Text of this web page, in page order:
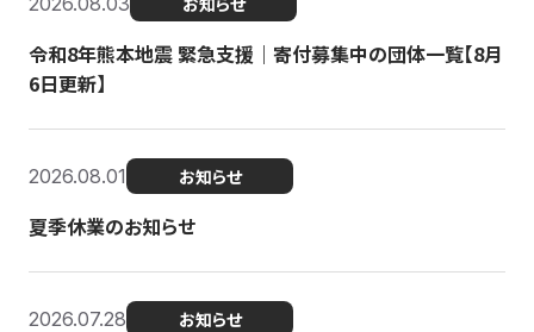
令和8年熊本地震 緊急支援｜寄付募集中の団体一覧【8月
6日更新】
2026.08.01 お知らせ
夏季休業のお知らせ
2026.07.28 お知らせ